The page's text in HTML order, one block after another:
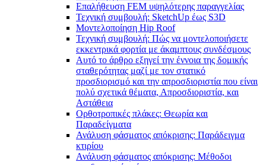
Επαλήθευση FEM υψηλότερης παραγγελίας
Τεχνική συμβουλή: SketchUp έως S3D
Μοντελοποίηση Hip Roof
Τεχνική συμβουλή: Πώς να μοντελοποιήσετε
εκκεντρικά φορτία με άκαμπτους συνδέσμους
Αυτό το άρθρο εξηγεί την έννοια της δομικής
σταθερότητας μαζί με τον στατικό
προσδιορισμό και την απροσδιοριστία που είναι
πολύ σχετικά θέματα, Απροσδιοριστία, και
Αστάθεια
Ορθοτροπικές πλάκες: Θεωρία και
Παραδείγματα
Ανάλυση φάσματος απόκρισης: Παράδειγμα
κτιρίου
Ανάλυση φάσματος απόκρισης: Μέθοδοι